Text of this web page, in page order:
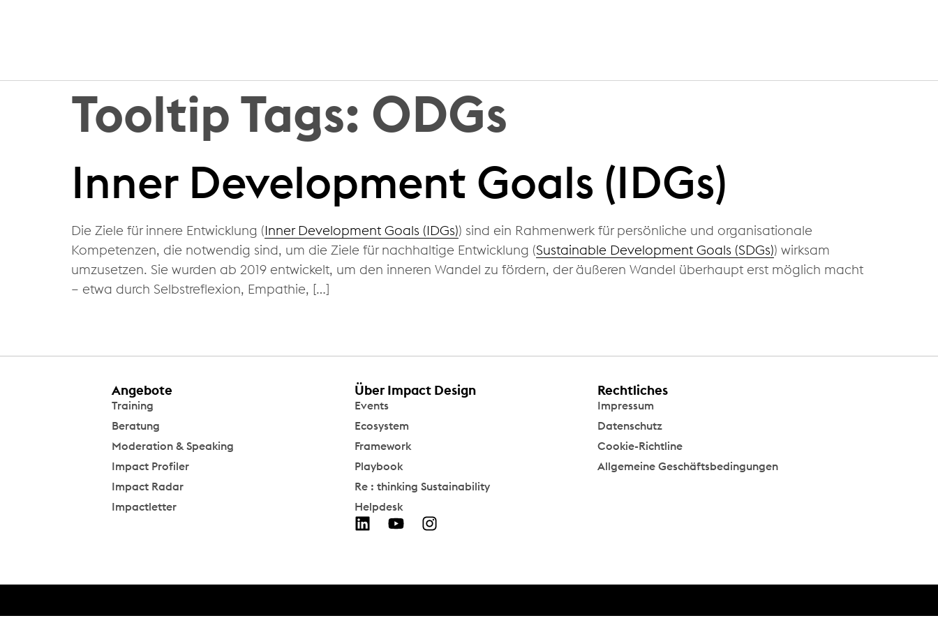
Tooltip Tags: ODGs
Inner Development Goals (IDGs)
Die Ziele für innere Entwicklung ( Inner Development Goals (IDGs)) sind ein Rahmenwerk für persönliche und organisationale
Kompetenzen, die notwendig sind, um die Ziele für nachhaltige Entwicklung (Sustainable Development Goals (SDGs)) wirksam
umzusetzen. Sie wurden ab 2019 entwickelt, um den inneren Wandel zu fördern, der äußeren Wandel überhaupt erst möglich macht
– etwa durch Selbstreflexion, Empathie, […]
Angebote
Training
Beratung
Moderation & Speaking
Impact Profiler
Impact Radar
Impactletter
Über Impact Design
Events
Ecosystem
Framework
Playbook
Re : thinking Sustainability
Helpdesk
Rechtliches
Impressum
Datenschutz
Cookie-Richtline
Allgemeine Geschäftsbedingungen